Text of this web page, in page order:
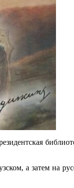
а затем на